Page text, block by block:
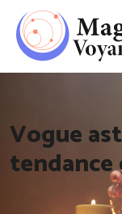
Vogue
tendance